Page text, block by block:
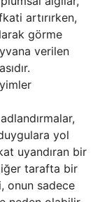
artırırken,
görme
verilen
yol
uyandıran bir
tarafta bir
onun sadece